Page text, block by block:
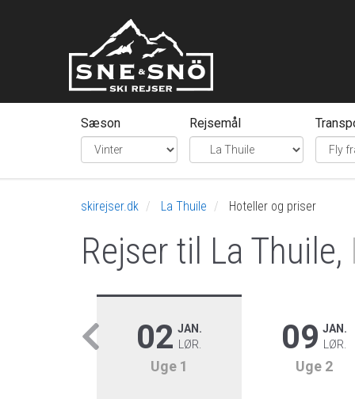
Sæson Rejsemål
skirejser.dk La Thuile Hoteller og priser
Rejser til La Thuile,
02 JAN.
LØR.
Uge 1
09 JAN.
LØR.
Uge 2